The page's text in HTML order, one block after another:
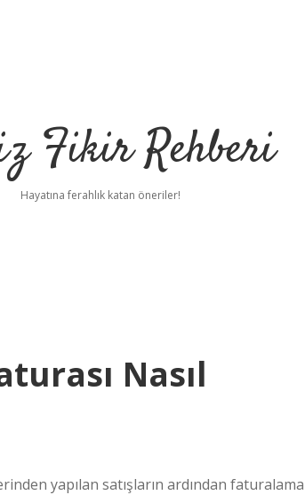
Fikir Rehberi
Hayatına ferahlık katan öneriler!
Nasıl
yapılan satışların ardından faturalama